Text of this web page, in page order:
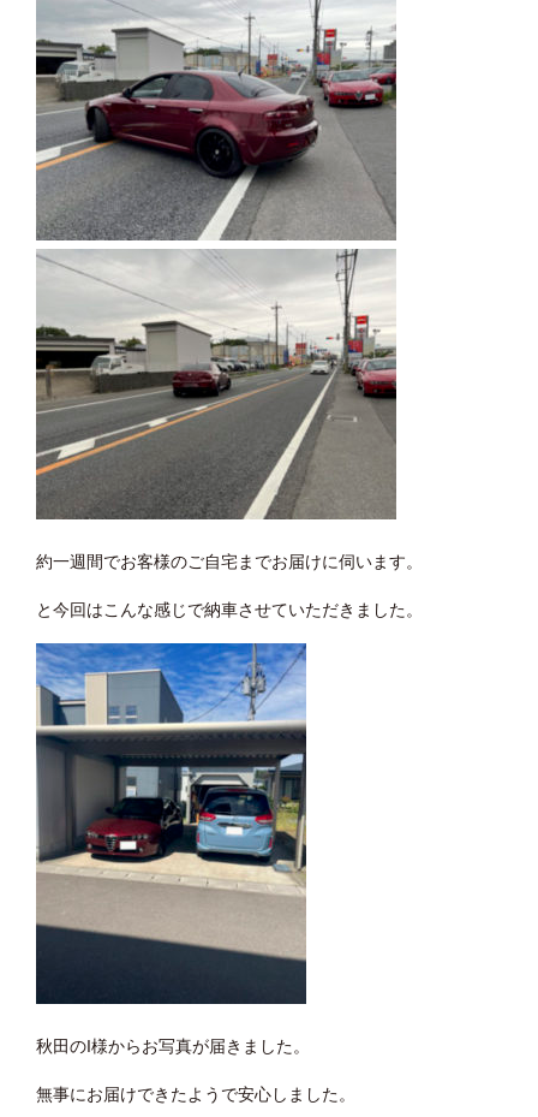
約一週間でお客様のご自宅までお届けに伺います。
と今回はこんな感じで納車させていただきました。
秋田のI様からお写真が届きました。
無事にお届けできたようで安心しました。